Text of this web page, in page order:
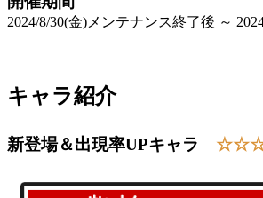
2024/8/30(金)メンテナンス終了後 ～
キャラ紹介
新登場＆出現率UPキャラ